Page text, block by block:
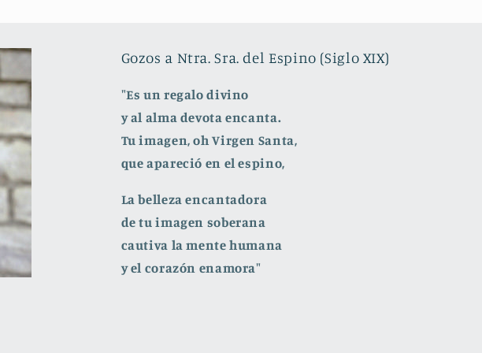
Gozos a Ntra. Sra. del Espino (Siglo XIX)
"Es un regalo divino
y al alma devota encanta.
Tu imagen, oh Virgen Santa,
que apareció en el espino,
La belleza encantadora
de tu imagen soberana
cautiva la mente humana
y el corazón enamora"